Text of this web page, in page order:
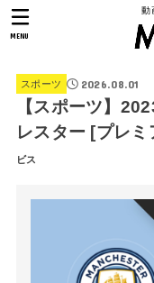
動
MENU
スポーツ 2026.08.01
【スポーツ】
レスター [プレミ
ビス